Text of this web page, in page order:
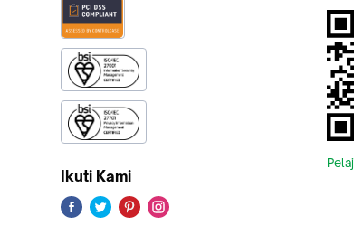
Ikuti Kami